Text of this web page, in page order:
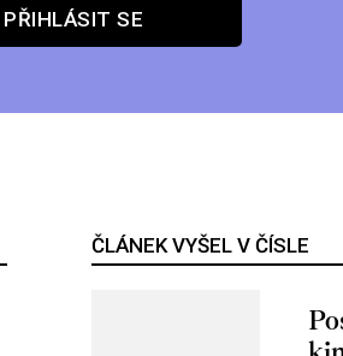
PŘIHLÁSIT SE
ČLÁNEK VYŠEL V ČÍSLE